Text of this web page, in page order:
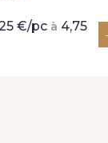
€/pc à 4,75